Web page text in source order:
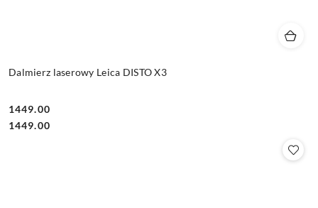
Dalmierz laserowy Leica DISTO X3
Cena:
1449.00
Cena:
1449.00